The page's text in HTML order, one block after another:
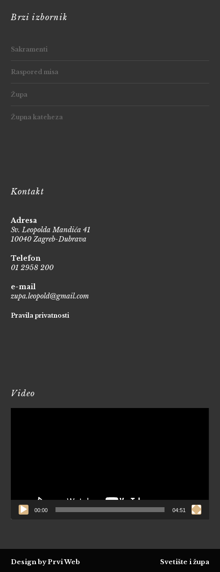
Brzi izbornik
Sakramenti
Raspored misa
Župa
Župna kateheza
Kontakt
Adresa
Sv. Leopolda Mandića 41
10040 Zagreb-Dubrava
Telefon
01 2958 200
e-mail
zupa.leopold@gmail.com
Pravila privatnosti
Video
00:00 04:51
Design by Prvi Web Svetište i župa